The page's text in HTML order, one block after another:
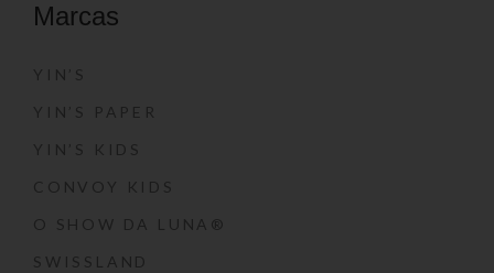
Marcas
YIN’S
YIN’S PAPER
YIN’S KIDS
CONVOY KIDS
O SHOW DA LUNA®
SWISSLAND